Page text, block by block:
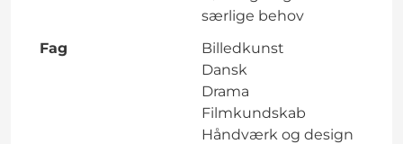
særlige behov
Fag
Billedkunst
Dansk
Drama
Filmkundskab
Håndværk og design